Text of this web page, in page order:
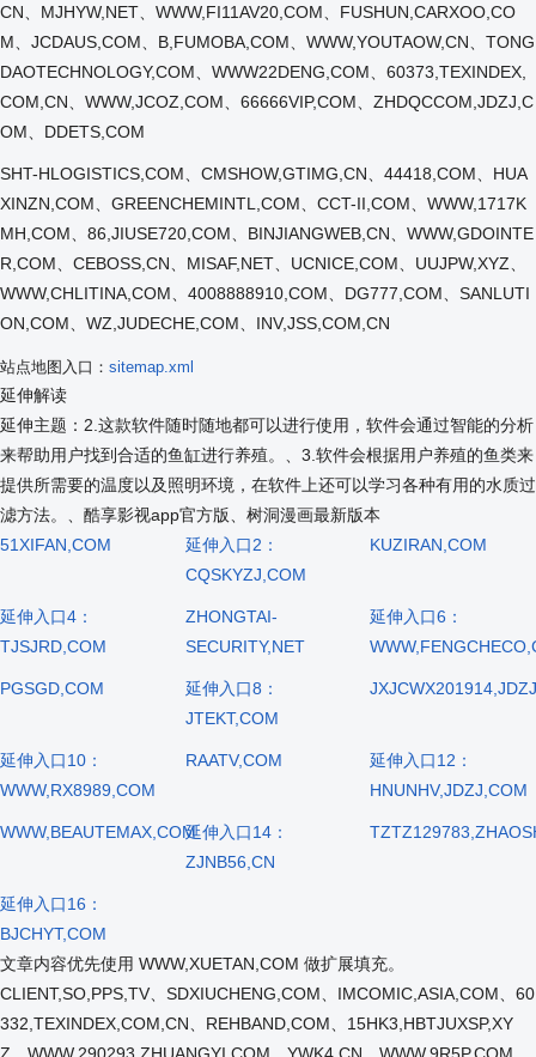
CN、MJHYW,NET、WWW,FI11AV20,COM、FUSHUN,CARXOO,CO
M、JCDAUS,COM、B,FUMOBA,COM、WWW,YOUTAOW,CN、TONG
DAOTECHNOLOGY,COM、WWW22DENG,COM、60373,TEXINDEX,
COM,CN、WWW,JCOZ,COM、66666VIP,COM、ZHDQCCOM,JDZJ,C
OM、DDETS,COM
SHT-HLOGISTICS,COM、CMSHOW,GTIMG,CN、44418,COM、HUA
XINZN,COM、GREENCHEMINTL,COM、CCT-II,COM、WWW,1717K
MH,COM、86,JIUSE720,COM、BINJIANGWEB,CN、WWW,GDOINTE
R,COM、CEBOSS,CN、MISAF,NET、UCNICE,COM、UUJPW,XYZ、
WWW,CHLITINA,COM、4008888910,COM、DG777,COM、SANLUTI
ON,COM、WZ,JUDECHE,COM、INV,JSS,COM,CN
站点地图入口： sitemap.xml
延伸解读
延伸主题：2.这款软件随时随地都可以进行使用，软件会通过智能的分析
来帮助用户找到合适的鱼缸进行养殖。、3.软件会根据用户养殖的鱼类来
提供所需要的温度以及照明环境，在软件上还可以学习各种有用的水质过
滤方法。、酷享影视app官方版、树洞漫画最新版本
51XIFAN,COM
延伸入口2：
CQSKYZJ,COM
KUZIRAN,COM
延伸入口4：
TJSJRD,COM
ZHONGTAI-
SECURITY,NET
延伸入口6：
PGSGD,COM
延伸入口8：
JTEKT,COM
延伸入口10：
WWW,RX8989,COM
RAATV,COM
延伸入口12：
HNUNHV,JDZJ,COM
WWW,BEAUTEMAX,COM延伸入口14：
ZJNB56,CN
延伸入口16：
BJCHYT,COM
文章内容优先使用 WWW,XUETAN,COM 做扩展填充。
CLIENT,SO,PPS,TV、SDXIUCHENG,COM、IMCOMIC,ASIA,COM、60
332,TEXINDEX,COM,CN、REHBAND,COM、15HK3,HBTJUXSP,XY